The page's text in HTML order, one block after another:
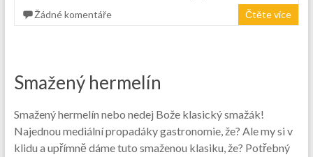
Žádné komentáře
Čtěte více
Smažený hermelín
Smažený hermelín nebo nedej Bože klasický smažák!
Najednou mediální propadáky gastronomie, že? Ale my si v
klidu a upřímně dáme tuto smaženou klasiku, že? Potřebný